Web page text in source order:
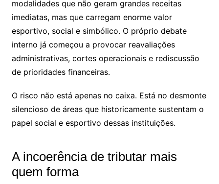
modalidades que não geram grandes receitas
imediatas, mas que carregam enorme valor
esportivo, social e simbólico. O próprio debate
interno já começou a provocar reavaliações
administrativas, cortes operacionais e rediscussão
de prioridades financeiras.
O risco não está apenas no caixa. Está no desmonte
silencioso de áreas que historicamente sustentam o
papel social e esportivo dessas instituições.
A incoerência de tributar mais
quem forma